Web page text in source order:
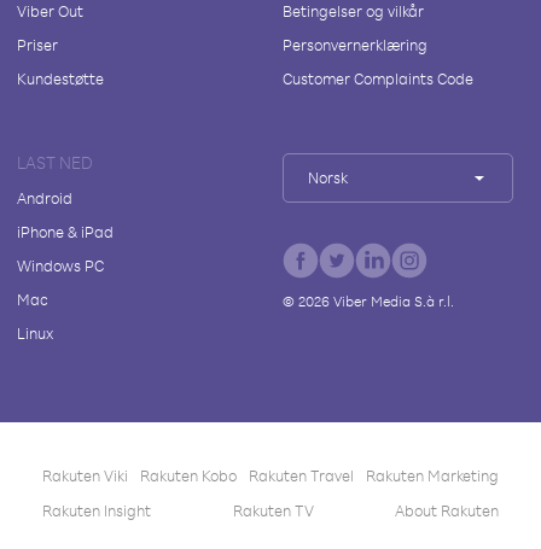
Viber Out
Priser
Kundestøtte
Betingelser og vilkår
Personvernerklæring
Customer Complaints Code
LAST NED
Android
iPhone & iPad
Windows PC
Mac
Linux
Norsk
© 2026Viber Media S.à r.l.
Rakuten Viki Rakuten Kobo Rakuten Travel
Rakuten Marketing
Rakuten Insight
Rakuten TV About Rakuten